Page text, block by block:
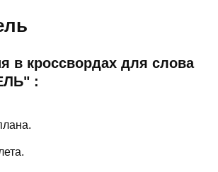
в кроссвордах для слова
: